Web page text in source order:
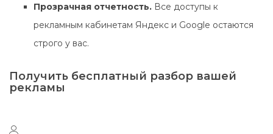
Прозрачная отчетность. Все доступы к
рекламным кабинетам Яндекс и Google остаются
строго у вас.
Получить бесплатный разбор вашей
рекламы